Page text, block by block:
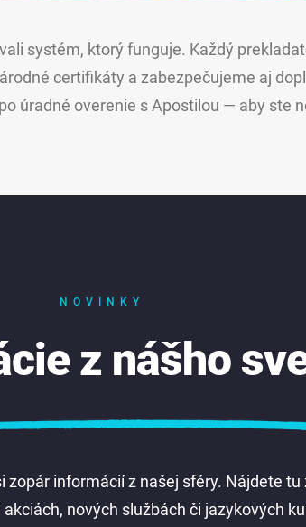
systém, ktorý funguje. Každý
certifikáty a zabezpečujeme aj
úradné overenie s Apostilou — aby ste
NOVINKY
z nášho
zopár informácií z našej sféry. Nájdete
nových službách či jazykových